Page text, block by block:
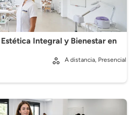
Integral y Bienestar en
A distancia, Presencial